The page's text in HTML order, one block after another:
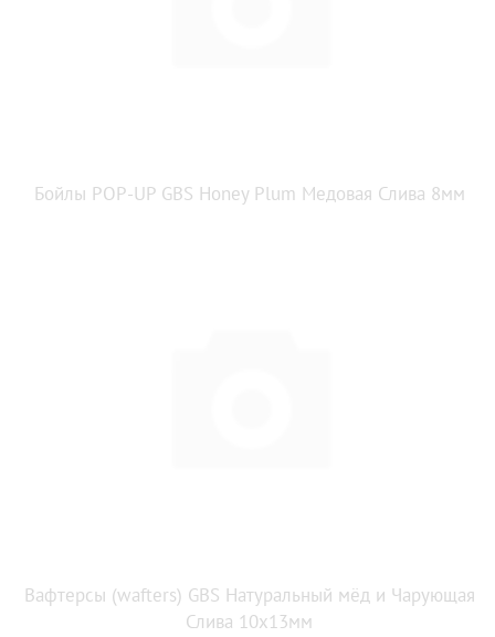
Бойлы POP-UP GBS Honey Plum Медовая Слива 8мм
Вафтерсы (wafters) GBS Натуральный мёд и Чарующая
Слива 10x13мм